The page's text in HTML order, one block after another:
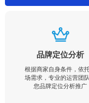
品牌定位分析
根据商家自身条件，依
场需求，专业的运营团
您品牌定位分析推广